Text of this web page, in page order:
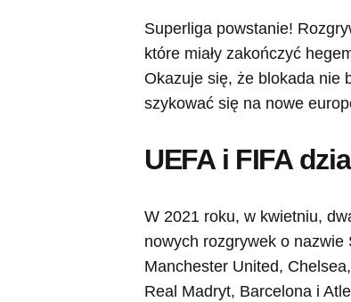
Superliga powstanie!
które miały zakończyć
Okazuje się, że blokada nie
szykować się na nowe
UEFA i FIFA
W 2021 roku, w kwietniu,
nowych rozgrywek o nazwie
Manchester United,
Real Madryt, Barcelona i